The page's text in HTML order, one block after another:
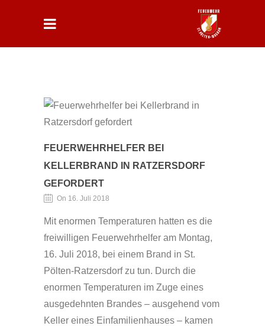
FEUERWEHRHELFER BEI
KELLERBRAND IN RATZERSDORF
GEFORDERT
On 16. Juli 2018
Mit enormen Temperaturen hatten es die
freiwilligen Feuerwehrhelfer am Montag,
16. Juli 2018, bei einem Brand in St.
Pölten-Ratzersdorf zu tun. Durch die
enormen Temperaturen im Zuge eines
ausgedehnten Brandes – ausgehend vom
Keller eines Einfamilienhauses – kamen